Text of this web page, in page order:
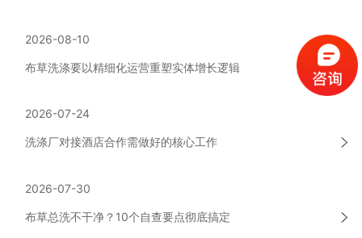
2026-08-10
布草洗涤要以精细化运营重塑实体增长逻辑
2026-07-24
洗涤厂对接酒店合作需做好的核心工作
2026-07-30
布草总洗不干净？10个自查要点彻底搞定